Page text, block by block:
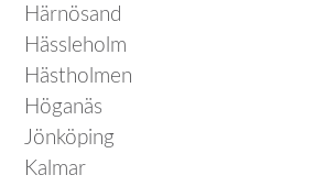
Härnösand
Hässleholm
Hästholmen
Höganäs
Jönköping
Kalmar